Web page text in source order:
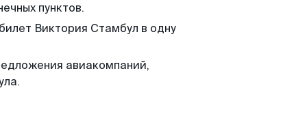
пунктов.
Виктория Стамбул в одну
авиакомпаний,